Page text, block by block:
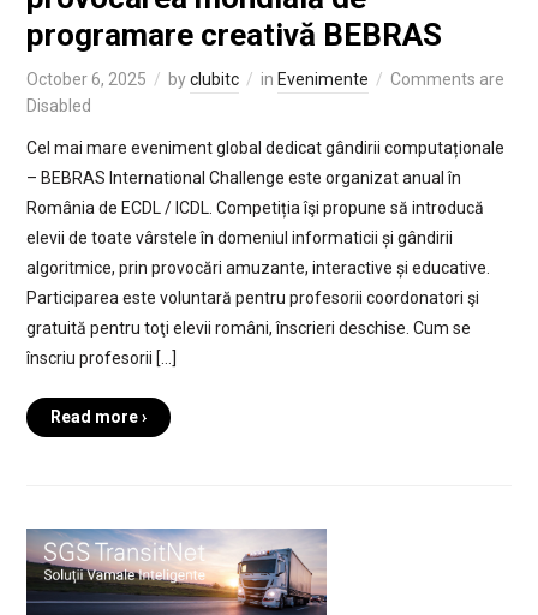
programare creativă BEBRAS
October 6, 2025 byclubitc in Evenimente
Comments are
Disabled
Cel mai mare eveniment global dedicat gândirii computaționale
– BEBRAS International Challenge este organizat anual în
România de ECDL / ICDL. Competiția îşi propune să introducă
elevii de toate vârstele în domeniul informaticii și gândirii
algoritmice, prin provocări amuzante, interactive și educative.
Participarea este voluntară pentru profesorii coordonatori şi
gratuită pentru toţi elevii români, înscrieri deschise. Cum se
înscriu profesorii […]
Read more ›